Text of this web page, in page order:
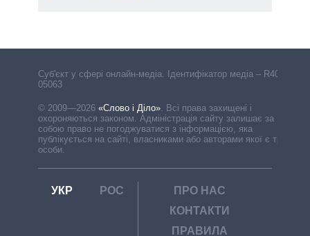
Cуб'єкт у сфері онлайн-медіа. Ідентифікатор медіа – R40-
05063
© 2009—2026 «Слово і Діло» Всі права захищені і
охороняються законом. Адміністрація сайту залишає за
собою право не погоджуватися з інформацією, яка
публікується на сайті, власниками або авторами якої є треті
особи.
УКР РОС
ПРО НАС
КОНТАКТИ
ПРАВИЛА